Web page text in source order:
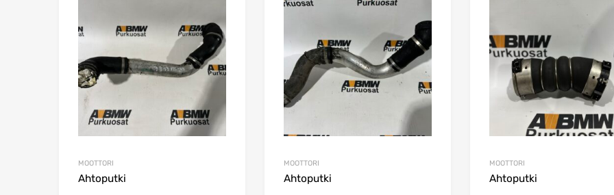
MOOTTORI
Ahtoputki
MOOTTORI
Ahtoputki
MOOTTORI
Ahtoputki